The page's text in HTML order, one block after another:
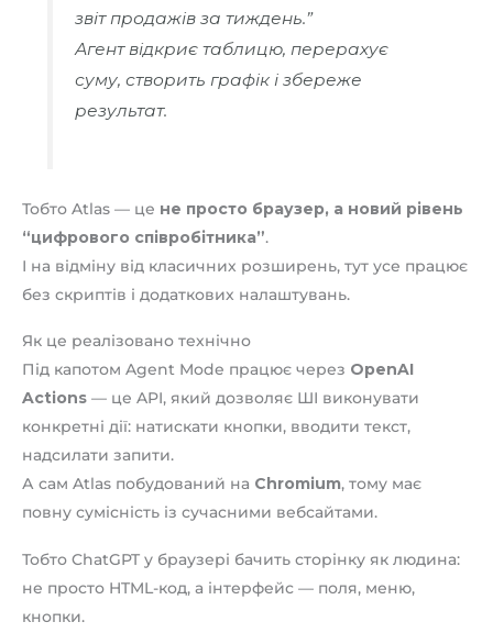
звіт продажів за тиждень.”
Агент відкриє таблицю, перерахує
суму, створить графік і збереже
результат.
Тобто Atlas — це не просто браузер, а новий рівень
“цифрового співробітника”.
І на відміну від класичних розширень, тут усе працює
без скриптів і додаткових налаштувань.
Як це реалізовано технічно
Під капотом Agent Mode працює через OpenAI
Actions — це API, який дозволяє ШІ виконувати
конкретні дії: натискати кнопки, вводити текст,
надсилати запити.
А сам Atlas побудований на Chromium, тому має
повну сумісність із сучасними вебсайтами.
Тобто ChatGPT у браузері бачить сторінку як людина:
не просто HTML-код, а інтерфейс — поля, меню,
кнопки.